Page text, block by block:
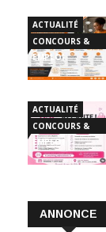
ACTUALITÉ
CONCOURS &
EMPLOI
ACTUALITÉ
CONCOURS &
EMPLOI
ANNONCE